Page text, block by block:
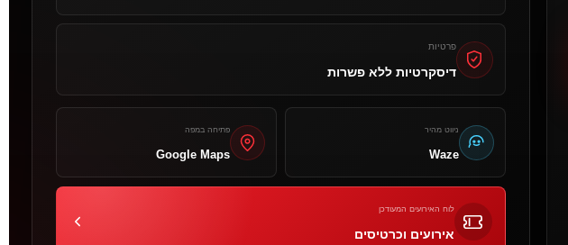
פרטיות
דיסקרטיות ללא פשרות
ניווט מהיר
Waze
פתיחה במפה
Google Maps
לוח האירועים המעודכן
אירועים וכרטיסים